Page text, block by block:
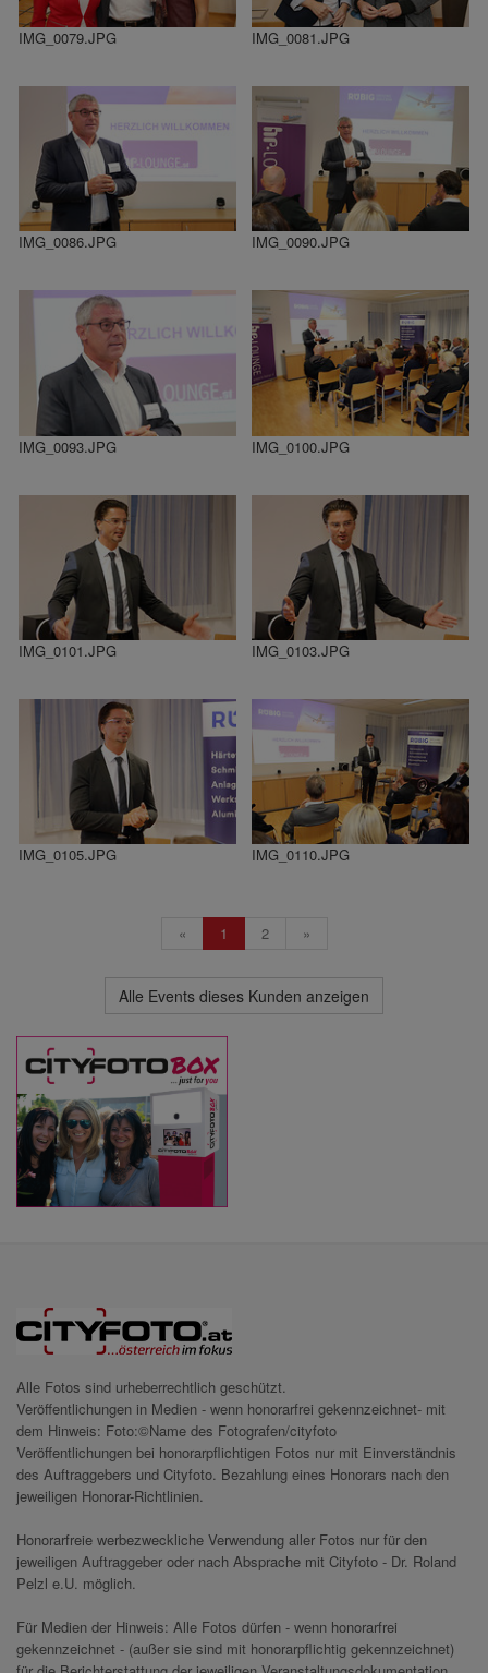
IMG_0079.JPG IMG_0081.JPG
IMG_0086.JPG IMG_0090.JPG
IMG_0093.JPG IMG_0100.JPG
IMG_0101.JPG IMG_0103.JPG
IMG_0105.JPG IMG_0110.JPG
« 1 2 »
Alle Events dieses Kunden anzeigen
Alle Fotos sind urheberrechtlich geschützt.
Veröffentlichungen in Medien - wenn honorarfrei gekennzeichnet- mit
dem Hinweis: Foto:©Name des Fotografen/cityfoto
Veröffentlichungen bei honorarpflichtigen Fotos nur mit Einverständnis
des Auftraggebers und Cityfoto. Bezahlung eines Honorars nach den
jeweiligen Honorar-Richtlinien.
Honorarfreie werbezweckliche Verwendung aller Fotos nur für den
jeweiligen Auftraggeber oder nach Absprache mit Cityfoto - Dr. Roland
Pelzl e.U. möglich.
Für Medien der Hinweis: Alle Fotos dürfen - wenn honorarfrei
gekennzeichnet - (außer sie sind mit honorarpflichtig gekennzeichnet)